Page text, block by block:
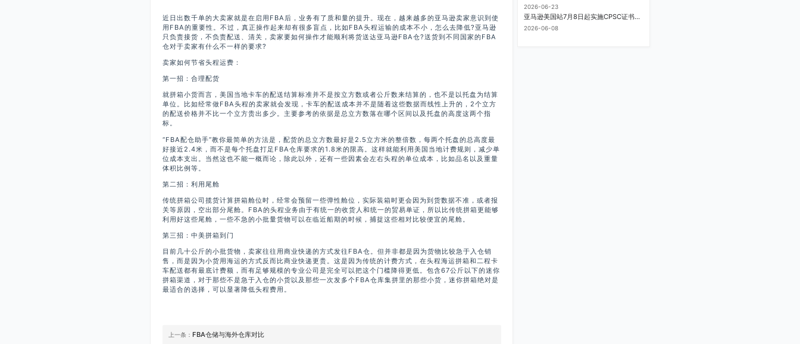
近日出数千单的大卖家就是在启用FBA后，业务有了质和量的提升。现在，越来越多的亚马逊卖家意识到使
用FBA的重要性。不过，真正操作起来却有很多盲点，比如FBA头程运输的成本不小，怎么去降低?亚马逊
只负责接货，不负责配送、清关，卖家要如何操作才能顺利将货送达亚马逊FBA仓?送货到不同国家的FBA
仓对于卖家有什么不一样的要求?
卖家如何节省头程运费：
第一招：合理配货
就拼箱小货而言，美国当地卡车的配送结算标准并不是按立方数或者公斤数来结算的，也不是以托盘为结算
单位。比如经常做FBA头程的卖家就会发现，卡车的配送成本并不是随着这些数据而线性上升的，2个立方
的配送价格并不比一个立方贵出多少。主要参考的依据是总立方数落在哪个区间以及托盘的高度这两个指
标。
“FBA配仓助手”教你最简单的方法是，配货的总立方数最好是2.5立方米的整倍数，每两个托盘的总高度最
好接近2.4米，而不是每个托盘打足FBA仓库要求的1.8米的限高。这样就能利用美国当地计费规则，减少单
位成本支出。当然这也不能一概而论，除此以外，还有一些因素会左右头程的单位成本，比如品名以及重量
体积比例等。
第二招：利用尾舱
传统拼箱公司揽货计算拼箱舱位时，经常会预留一些弹性舱位，实际装箱时更会因为到货数据不准，或者报
关等原因，空出部分尾舱。FBA的头程业务由于有统一的收货人和统一的贸易单证，所以比传统拼箱更能够
利用好这些尾舱，一些不急的小批量货物可以在临近船期的时候，捕捉这些相对比较便宜的尾舱。
第三招：中美拼箱到门
目前几十公斤的小批货物，卖家往往用商业快递的方式发往FBA仓。但并非都是因为货物比较急于入仓销
售，而是因为小货用海运的方式反而比商业快递更贵。这是因为传统的计费方式，在头程海运拼箱和二程卡
车配送都有最底计费额，而有足够规模的专业公司是完全可以把这个门槛降得更低。包含67公斤以下的迷你
拼箱渠道，对于那些不是急于入仓的小货以及那些一次发多个FBA仓库集拼里的那些小货，迷你拼箱绝对是
最适合的选择，可以显著降低头程费用。
上一条： FBA仓储与海外仓库对比
2026-06-23
亚马逊美国站7月8日起实施CPSC证书电子申报要求，FBA受管制商品需提前申报
2026-06-08